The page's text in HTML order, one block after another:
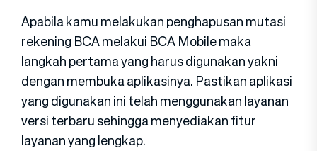
Apabila kamu melakukan penghapusan mutasi
rekening BCA melakui BCA Mobile maka
langkah pertama yang harus digunakan yakni
dengan membuka aplikasinya. Pastikan aplikasi
yang digunakan ini telah menggunakan layanan
versi terbaru sehingga menyediakan fitur
layanan yang lengkap.